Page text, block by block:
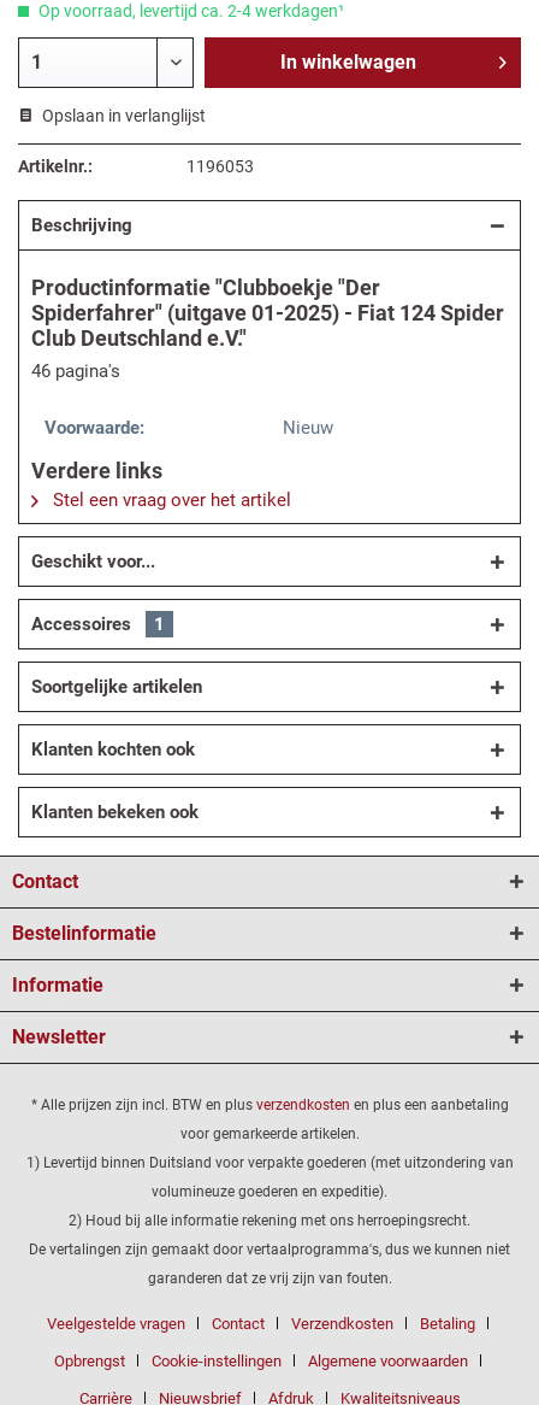
Op voorraad, levertijd ca. 2-4 werkdagen¹
In winkelwagen
Opslaan in verlanglijst
Artikelnr.: 1196053
Beschrijving
Productinformatie "Clubboekje "Der
Spiderfahrer" (uitgave 01-2025) - Fiat 124 Spider
Club Deutschland e.V."
46 pagina's
Voorwaarde: Nieuw
Verdere links
Stel een vraag over het artikel
Geschikt voor...
Accessoires 1
Soortgelijke artikelen
Klanten kochten ook
Klanten bekeken ook
Contact
Bestelinformatie
Informatie
Newsletter
* Alle prijzen zijn incl. BTW en plus verzendkosten en plus een aanbetaling
voor gemarkeerde artikelen.
1) Levertijd binnen Duitsland voor verpakte goederen (met uitzondering van
volumineuze goederen en expeditie).
2) Houd bij alle informatie rekening met ons herroepingsrecht.
De vertalingen zijn gemaakt door vertaalprogramma's, dus we kunnen niet
garanderen dat ze vrij zijn van fouten.
Veelgestelde vragen Contact Verzendkosten Betaling
Opbrengst Cookie-instellingen Algemene voorwaarden
Carrière Nieuwsbrief Afdruk Kwaliteitsniveaus